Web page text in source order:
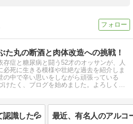
た丸の断酒と肉体改造への挑戦！
存症と糖尿病と闘う52才のオッサンが、人
必死に生きる模様や壮絶な過去を紹介しま
の中で辛い思いをしながら頑張っている
けたく、ブログを始めました。よろしくお
認識した💦